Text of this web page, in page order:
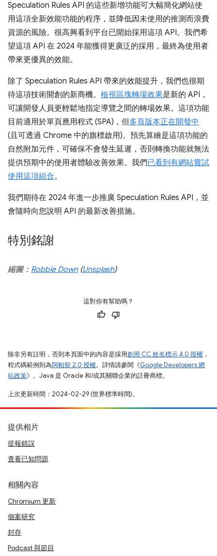
Speculation Rules API 的這些新增功能可大幅簡化網站使
用這項全新效能功能的程序，並降低因未使用的推測而浪費
資源的風險。很高興看到平台已開始採用這項 API。我們希
望這項 API 在 2024 年能獲得更廣泛的採用，最終為使用者
帶來更優異的效能。
除了 Speculation Rules API 帶來的效能提升，我們也很期
待這項技術開創的新商機。 檢視區塊轉場效果是新的 API，
可讓開發人員更輕鬆地指定導覽之間的轉場效果。這項功能
目前適用於單頁應用程式 (SPA)，但多頁版本正在開發中
(且可透過 Chrome 中的旗標啟用)。預先算繪是這項功能的
自然附加元件，可確保不會發生延遲，否則轉換功能就無法
提供預期中的使用者體驗改善效果。我們已看到有網站嘗試
使用這項組合。
我們期待在 2024 年進一步推廣 Speculation Rules API，並
會隨時向您說明 API 的最新改善措施。
特別銘謝
縮圖： Robbie Down(Unsplash)
這對你有幫助嗎？
除非另有註明，否則本頁面中的內容是採用創用 CC 姓名標示 4.0 授權 ，
程式碼範例則為阿帕契 2.0 授權。詳情請參閱《Google Developers 網
站政策》。Java 是 Oracle 和/或其關聯企業的註冊商標。
上次更新時間：2024-02-29 (世界標準時間)。
提供相片
提報錯誤
查看已知問題
相關內容
Chromium 更新
個案研究
封存
Podcast 與節目